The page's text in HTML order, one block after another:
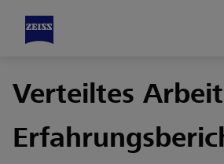
Verteiltes